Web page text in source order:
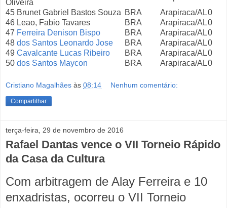
Oliveira
45 Brunet Gabriel Bastos Souza BRA Arapiraca/AL0
46 Leao, Fabio Tavares
BRA Arapiraca/AL0
47 Ferreira Denison Bispo BRA Arapiraca/AL0
48 dos Santos Leonardo Jose BRA Arapiraca/AL0
49 Cavalcante Lucas Ribeiro BRA Arapiraca/AL0
50 dos Santos Maycon BRA Arapiraca/AL0
Cristiano Magalhães às 08:14 Nenhum comentário:
Compartilhar
terça-feira, 29 de novembro de 2016
Rafael Dantas vence o VII Torneio Rápido
da Casa da Cultura
Com arbitragem de Alay Ferreira e 10
enxadristas, ocorreu o VII Torneio